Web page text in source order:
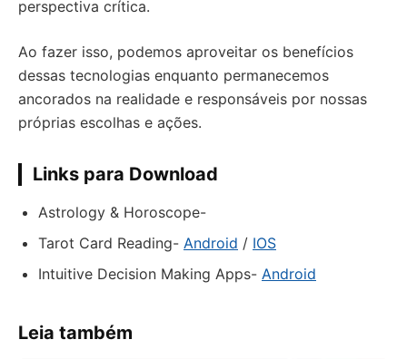
perspectiva crítica.
Ao fazer isso, podemos aproveitar os benefícios
dessas tecnologias enquanto permanecemos
ancorados na realidade e responsáveis por nossas
próprias escolhas e ações.
Links para Download
Astrology & Horoscope-
Tarot Card Reading- Android / IOS
Intuitive Decision Making Apps- Android
Leia também